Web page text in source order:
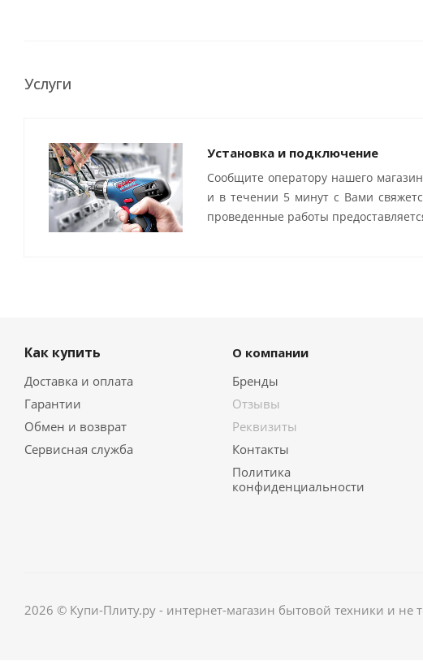
Услуги
Установка и подключение
Сообщите оператору нашего
и в течении 5 минут с Вами
проведенные работы
Как купить
Доставка и оплата
Гарантии
Обмен и возврат
Сервисная служба
О компании
Бренды
Отзывы
Реквизиты
Контакты
Политика
конфиденциальности
2026 © Купи-Плиту.ру - интернет-магазин бытовой техники и не